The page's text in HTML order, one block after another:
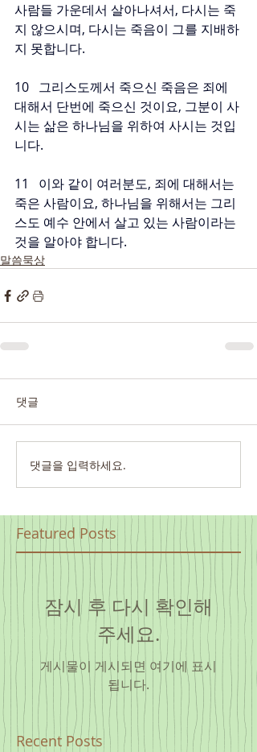
사람들 가운데서 살아나셔서, 다시는 죽
지 않으시며, 다시는 죽음이 그를 지배하
지 못합니다.
10   그리스도께서 죽으신 죽음은 죄에
대해서 단번에 죽으신 것이요, 그분이 사
시는 삶은 하나님을 위하여 사시는 것입
니다.
11   이와 같이 여러분도, 죄에 대해서는
죽은 사람이요, 하나님을 위해서는 그리
스도 예수 안에서 살고 있는 사람이라는
것을 알아야 합니다.
말씀묵상
댓글
댓글을 입력하세요.
Featured Posts
잠시 후 다시 확인해
주세요.
게시물이 게시되면 여기에 표시
됩니다.
Recent Posts